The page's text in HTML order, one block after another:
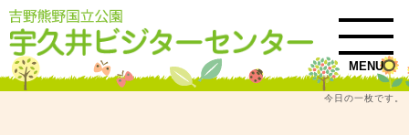
MENU
今日の一枚です。